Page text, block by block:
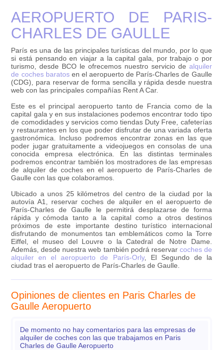
AEROPUERTO DE PARIS-
CHARLES DE GAULLE
París es una de las principales turísticas del mundo, por lo que
si está pensando en viajar a la capital gala, por trabajo o por
turismo, desde BCO le ofrecemos nuestro servicio de alquiler
de coches baratosen el aeropuerto de París-Charles de Gaulle
(CDG), para reservar de forma sencilla y rápida desde nuestra
web con las principales compañías Rent A Car.
Este es el principal aeropuerto tanto de Francia como de la
capital gala y en sus instalaciones podemos encontrar todo tipo
de comodidades y servicios como tiendas Duty Free, cafeterías
y restaurantes en los que poder disfrutar de una variada oferta
gastronómica. Incluso podremos encontrar zonas en las que
poder jugar gratuitamente a videojuegos en consolas de una
conocida empresa electrónica. En las distintas terminales
podremos encontrar también los mostradores de las empresas
de alquiler de coches en el aeropuerto de París-Charles de
Gaulle con las que colaboramos.
Ubicado a unos 25 kilómetros del centro de la ciudad por la
autovía A1, reservar coches de alquiler en el aeropuerto de
París-Charles de Gaulle le permitirá desplazarse de forma
rápida y cómoda tanto a la capital como a otros destinos
próximos de este importante destino turístico internacional
disfrutando de monumentos tan emblemáticos como la Torre
Eiffel, el museo del Louvre o la Catedral de Notre Dame.
Además, desde nuestra web también podrá reservar coches de
alquiler en el aeropuerto de París-Orly, El Segundo de la
ciudad tras el aeropuerto de París-Charles de Gaulle.
Opiniones de clientes en Paris Charles de
Gaulle Aeropuerto
De momento no hay comentarios para las empresas de
alquiler de coches con las que trabajamos en Paris
Charles de Gaulle Aeropuerto